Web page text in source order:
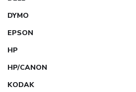
DYMO
EPSON
HP
HP/CANON
KODAK